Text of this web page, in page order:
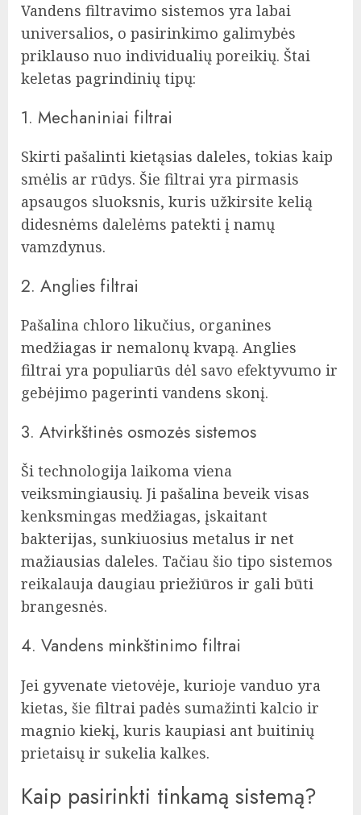
Vandens filtravimo sistemos yra labai
universalios, o pasirinkimo galimybės
priklauso nuo individualių poreikių. Štai
keletas pagrindinių tipų:
1. Mechaniniai filtrai
Skirti pašalinti kietąsias daleles, tokias kaip
smėlis ar rūdys. Šie filtrai yra pirmasis
apsaugos sluoksnis, kuris užkirsite kelią
didesnėms dalelėms patekti į namų
vamzdynus.
2. Anglies filtrai
Pašalina chloro likučius, organines
medžiagas ir nemalonų kvapą. Anglies
filtrai yra populiarūs dėl savo efektyvumo ir
gebėjimo pagerinti vandens skonį.
3. Atvirkštinės osmozės sistemos
Ši technologija laikoma viena
veiksmingiausių. Ji pašalina beveik visas
kenksmingas medžiagas, įskaitant
bakterijas, sunkiuosius metalus ir net
mažiausias daleles. Tačiau šio tipo sistemos
reikalauja daugiau priežiūros ir gali būti
brangesnės.
4. Vandens minkštinimo filtrai
Jei gyvenate vietovėje, kurioje vanduo yra
kietas, šie filtrai padės sumažinti kalcio ir
magnio kiekį, kuris kaupiasi ant buitinių
prietaisų ir sukelia kalkes.
Kaip pasirinkti tinkamą sistemą?